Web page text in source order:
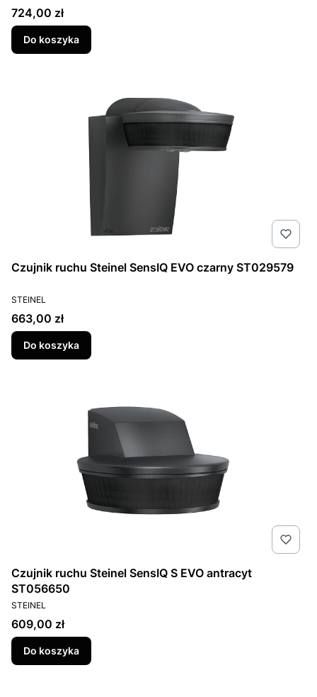
Cena
724,00 zł
Do koszyka
Czujnik ruchu Steinel SensIQ EVO czarny ST029579
PRODUCENT
STEINEL
Cena
663,00 zł
Do koszyka
Czujnik ruchu Steinel SensIQ S EVO antracyt
ST056650
PRODUCENT
STEINEL
Cena
609,00 zł
Do koszyka